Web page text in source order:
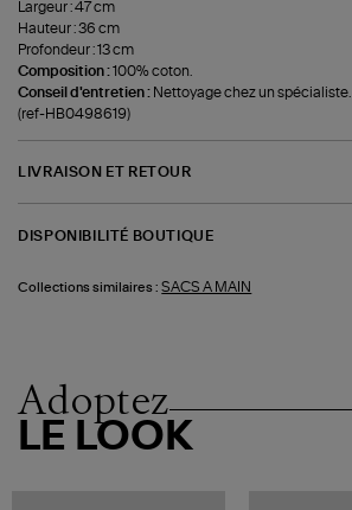
Largeur : 47 cm
Hauteur : 36 cm
Profondeur : 13 cm
Composition :100% coton.
Conseil d'entretien : Nettoyage chez un spécialiste.
(ref-HB0498619)
LIVRAISON ET RETOUR
DISPONIBILITÉ BOUTIQUE
Collections similaires : SACS A MAIN
Adoptez
LE LOOK